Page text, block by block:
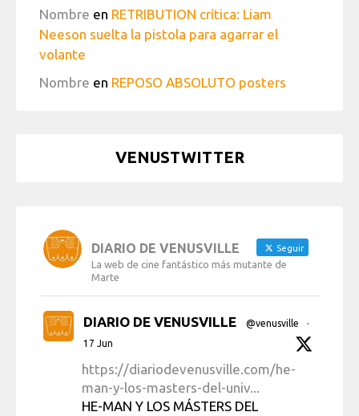
Nombre en RETRIBUTION crítica: Liam
Neeson suelta la pistola para agarrar el
volante
Nombre en REPOSO ABSOLUTO posters
VENUSTWITTER
DIARIO DE VENUSVILLE Seguir
La web de cine fantástico más mutante de
Marte
DIARIO DE VENUSVILLE @venusville
·
17 Jun
https://diariodevenusville.com/he-
man-y-los-masters-del-univ...
HE-MAN Y LOS MÁSTERS DEL